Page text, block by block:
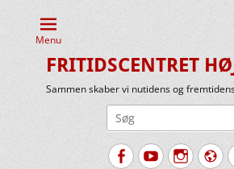
Menu
FRITIDSCENTRET
Sammen skaber vi nutidens og
FacebookYouTube